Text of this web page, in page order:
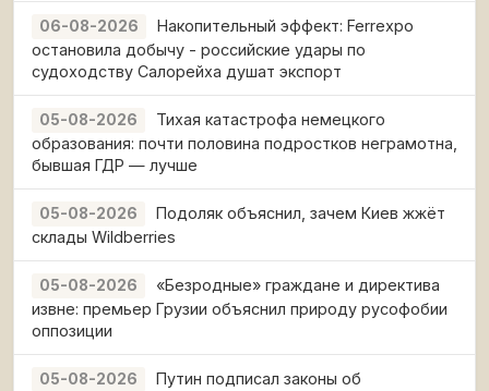
06-08-2026
Накопительный эффект: Ferrexpo
остановила добычу - российские удары по
судоходству Салорейха душат экспорт
05-08-2026
Тихая катастрофа немецкого
образования: почти половина подростков неграмотна,
бывшая ГДР — лучше
05-08-2026
Подоляк объяснил, зачем Киев жжёт
склады Wildberries
05-08-2026
«Безродные» граждане и директива
извне: премьер Грузии объяснил природу русофобии
оппозиции
05-08-2026
Путин подписал законы об